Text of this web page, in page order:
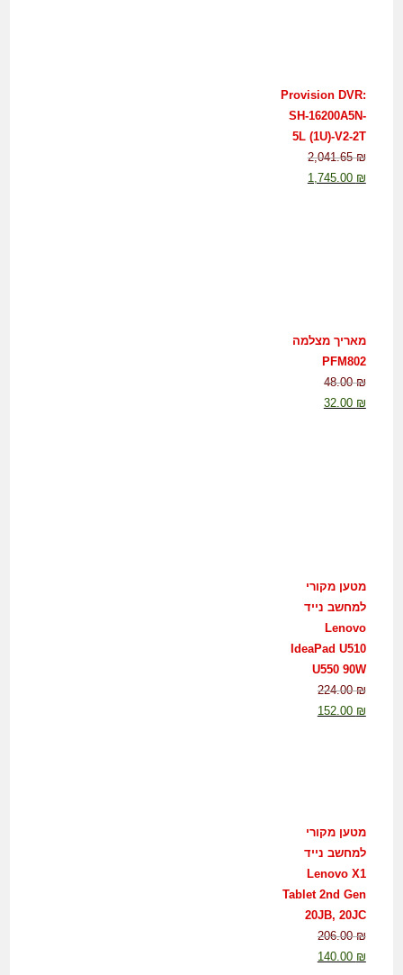
Provision DVR:
SH-16200A5N-
5L (1U)-V2-2T
2,041.65₪
1,745.00 ₪
מאריך מצלמה
PFM802
48.00₪
32.00 ₪
מטען מקורי
למחשב נייד
Lenovo
IdeaPad U510
U550 90W
224.00₪
152.00 ₪
מטען מקורי
למחשב נייד
Lenovo X1
Tablet 2nd Gen
20JB, 20JC
206.00₪
140.00 ₪